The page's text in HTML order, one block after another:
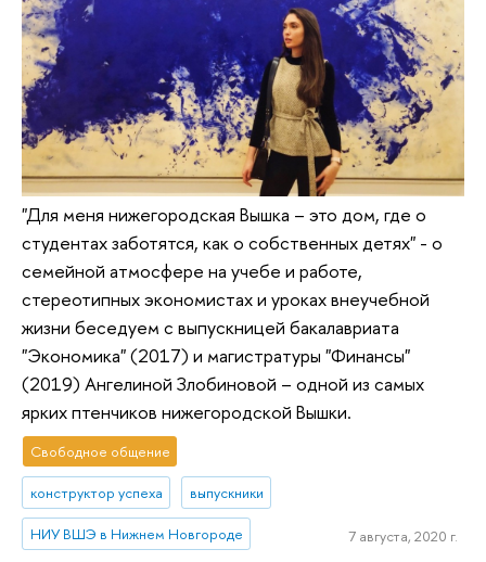
"Для меня нижегородская Вышка – это дом, где о
студентах заботятся, как о собственных детях" - о
семейной атмосфере на учебе и работе,
стереотипных экономистах и уроках внеучебной
жизни беседуем с выпускницей бакалавриата
"Экономика" (2017) и магистратуры "Финансы"
(2019) Ангелиной Злобиновой – одной из самых
ярких птенчиков нижегородской Вышки.
Свободное общение
конструктор успеха выпускники
НИУ ВШЭ в Нижнем Новгороде 7 августа, 2020 г.